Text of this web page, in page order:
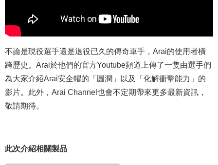
不論是現役選手還是退役已久的傳奇車手，Arai的使用者橫
跨歷史。Arai於他們的官方Youtube頻道上傳了一隻由選手們
為大家介紹Arai安全帽的「圓潤」以及「化解衝擊能力」的
影片。此外，Arai Channel也會不定期帶來更多最新資訊，
敬請期待。
此次介紹相關製品